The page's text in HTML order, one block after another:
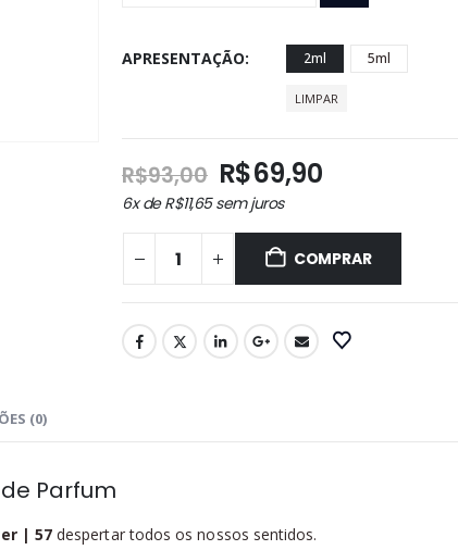
APRESENTAÇÃO 2ml 5ml
LIMPAR
R$93,00 O
preço
original
era:
R$93,00.
R$69,90O
atual
é:
R$69,90.
6x deR$11,65sem juros
COMPRAR
(0)
Parfum
| 57 despertar todos os nossos sentidos.